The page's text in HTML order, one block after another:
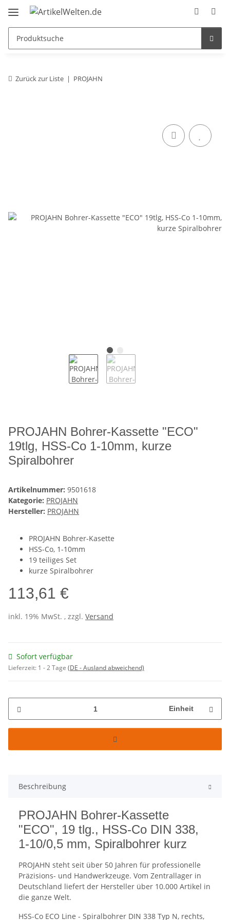
Zurück zur Liste PROJAHN
PROJAHN Bohrer-Kassette "ECO"
19tlg, HSS-Co 1-10mm, kurze
Spiralbohrer
Artikelnummer: 9501618
Kategorie: PROJAHN
Hersteller: PROJAHN
PROJAHN Bohrer-Kasette
HSS-Co, 1-10mm
19 teiliges Set
kurze Spiralbohrer
113,61 €
inkl. 19% MwSt. , zzgl. Versand
Sofort verfügbar
Lieferzeit: 1 - 2 Tage (DE - Ausland abweichend)
Einheit
Beschreibung
PROJAHN Bohrer-Kassette
"ECO", 19 tlg., HSS-Co DIN 338,
1-10/0,5 mm, Spiralbohrer kurz
PROJAHN steht seit über 50 Jahren für professionelle
Präzisions- und Handwerkzeuge. Vom Zentrallager in
Deutschland liefert der Hersteller über 10.000 Artikel in
die ganze Welt.
HSS-Co ECO Line - Spiralbohrer DIN 338 Typ N, rechts,